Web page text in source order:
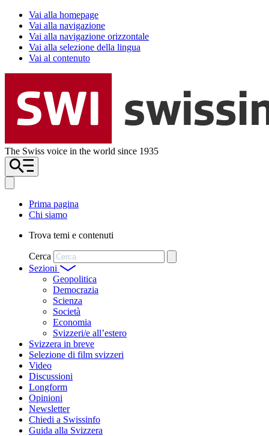
Vai alla homepage
Vai alla navigazione
Vai alla navigazione orizzontale
Vai alla selezione della lingua
Vai al contenuto
The Swiss voice in the world since 1935
Prima pagina
Chi siamo
Trova temi e contenuti
Cerca
Sezioni
Geopolitica
Democrazia
Scienza
Società
Economia
Svizzeri/e all’estero
Svizzera in breve
Selezione di film svizzeri
Video
Discussioni
Longform
Opinioni
Newsletter
Chiedi a Swissinfo
Guida alla Svizzera